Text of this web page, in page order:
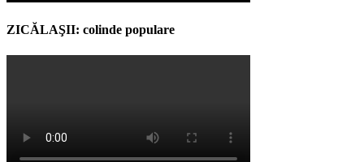
ZICĂLAŞII: colinde populare